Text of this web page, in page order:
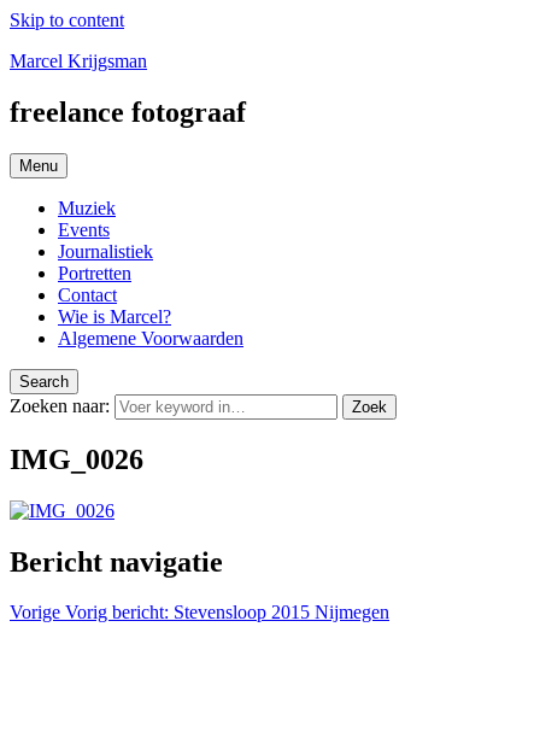
Skip to content
Marcel Krijgsman
freelance fotograaf
Menu
Muziek
Events
Journalistiek
Portretten
Contact
Wie is Marcel?
Algemene Voorwaarden
Search
Zoeken naar: Zoek
IMG_0026
Bericht navigatie
Vorige Vorig bericht: Stevensloop 2015 Nijmegen